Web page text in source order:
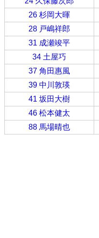
26 杉岡大暉
28 戸嶋祥郎
31 成瀬竣平
34 土屋巧
37 角田惠風
39 中川敦瑛
41 坂田大樹
46 松本健太
88 馬場晴也